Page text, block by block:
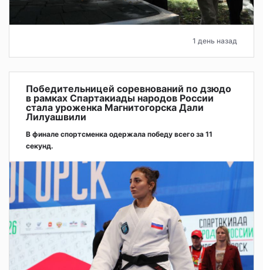
1 день назад
Победительницей соревнований по дзюдо
в рамках Спартакиады народов России
стала уроженка Магнитогорска Дали
Лилуашвили
В финале спортсменка одержала победу всего за 11
секунд.